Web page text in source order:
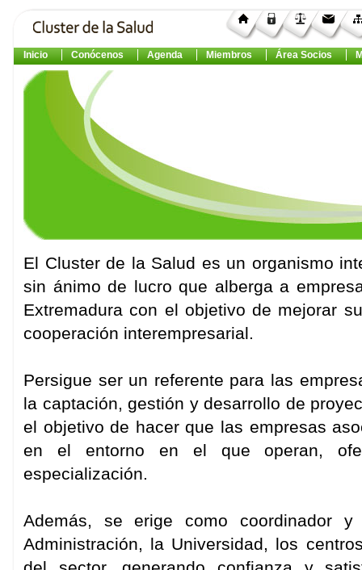
Inicio Conócenos Agenda Miembros Área Socios
El Cluster de la Salud es un organismo
sin ánimo de lucro que alberga a
Extremadura con el objetivo de mejorar
cooperación interempresarial.
Persigue ser un referente para las
la captación, gestión y desarrollo de
el objetivo de hacer que las empresas
en el entorno en el que operan,
especialización.
Además, se erige como coordinador
Administración, la Universidad, los